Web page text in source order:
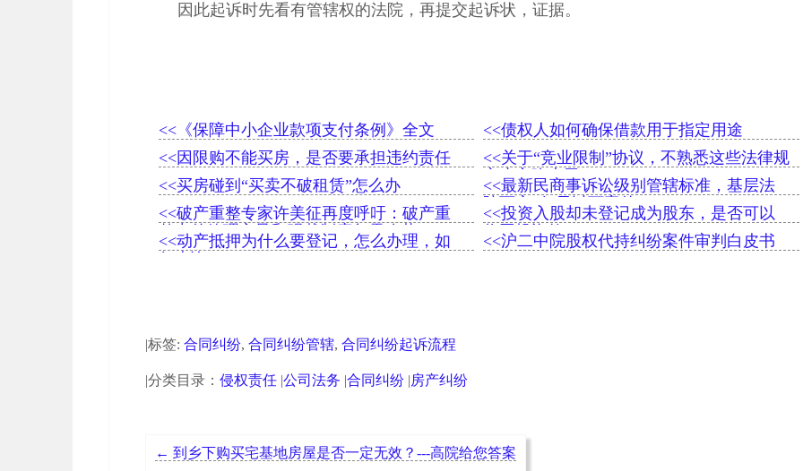
因此起诉时先看有管辖权的法院，再提交起诉状，证据。
<<《保障中小企业款项支付条例》全文
<<债权人如何确保借款用于指定用途
<<因限购不能买房，是否要承担违约责任
<<关于“竞业限制”协议，不熟悉这些法律规
定小心吃大亏
<<买房碰到“买卖不破租赁”怎么办
<<最新民商事诉讼级别管辖标准，基层法
院可审5亿元以下案件
<<破产重整专家许美征再度呼吁：破产重
整中的管理主导和强裁制度急需改革
<<投资入股却未登记成为股东，是否可以
收回投资款
<<动产抵押为什么要登记，怎么办理，如
<<沪二中院股权代持纠纷案件审判白皮书
|标签: 合同纠纷, 合同纠纷管辖, 合同纠纷起诉流程
|分类目录： 侵权责任|公司法务 |合同纠纷|房产纠纷
← 到乡下购买宅基地房屋是否一定无效？---高院给您答案